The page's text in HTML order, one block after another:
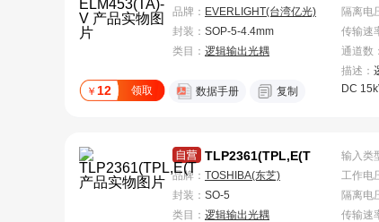
品牌： EVERLIGHT(台湾亿光)
封装： SOP-5-4.4mm
类目： 逻辑输出光耦
￥ 12 领取 数据手册 复制
传输速
通道数 ：
描述：
DC
TLP2361(TPL,E(T
品牌： TOSHIBA(东芝)
封装： SO-5
类目： 逻辑输出光耦
输入类
工作电
传输速